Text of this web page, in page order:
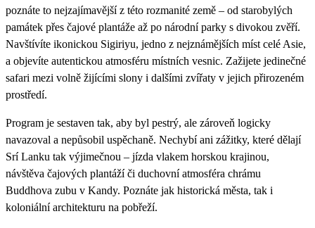
poznáte to nejzajímavější z této rozmanité země – od starobylých
památek přes čajové plantáže až po národní parky s divokou zvěří.
Navštívíte ikonickou Sigiriyu, jedno z nejznámějších míst celé Asie,
a objevíte autentickou atmosféru místních vesnic. Zažijete jedinečné
safari mezi volně žijícími slony i dalšími zvířaty v jejich přirozeném
prostředí.
Program je sestaven tak, aby byl pestrý, ale zároveň logicky
navazoval a nepůsobil uspěchaně. Nechybí ani zážitky, které dělají
Srí Lanku tak výjimečnou – jízda vlakem horskou krajinou,
návštěva čajových plantáží či duchovní atmosféra chrámu
Buddhova zubu v Kandy. Poznáte jak historická města, tak i
koloniální architekturu na pobřeží.